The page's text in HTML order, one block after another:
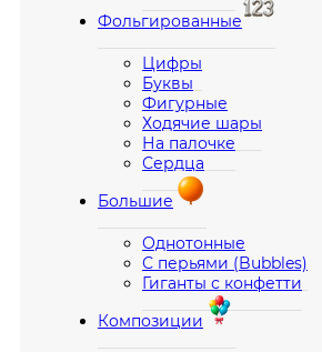
Фольгированные
Цифры
Буквы
Фигурные
Ходячие шары
На палочке
Сердца
Большие
Однотонные
С перьями (Bubbles)
Гиганты с конфетти
Композиции